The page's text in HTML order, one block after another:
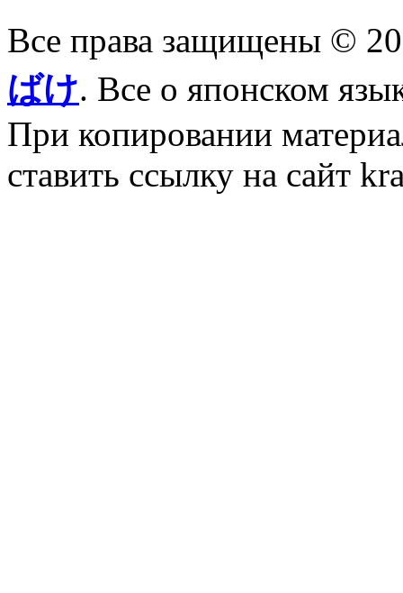
Все права защищены ©
ばけ. Все о японском
При копировании
ставить ссылку на сайт